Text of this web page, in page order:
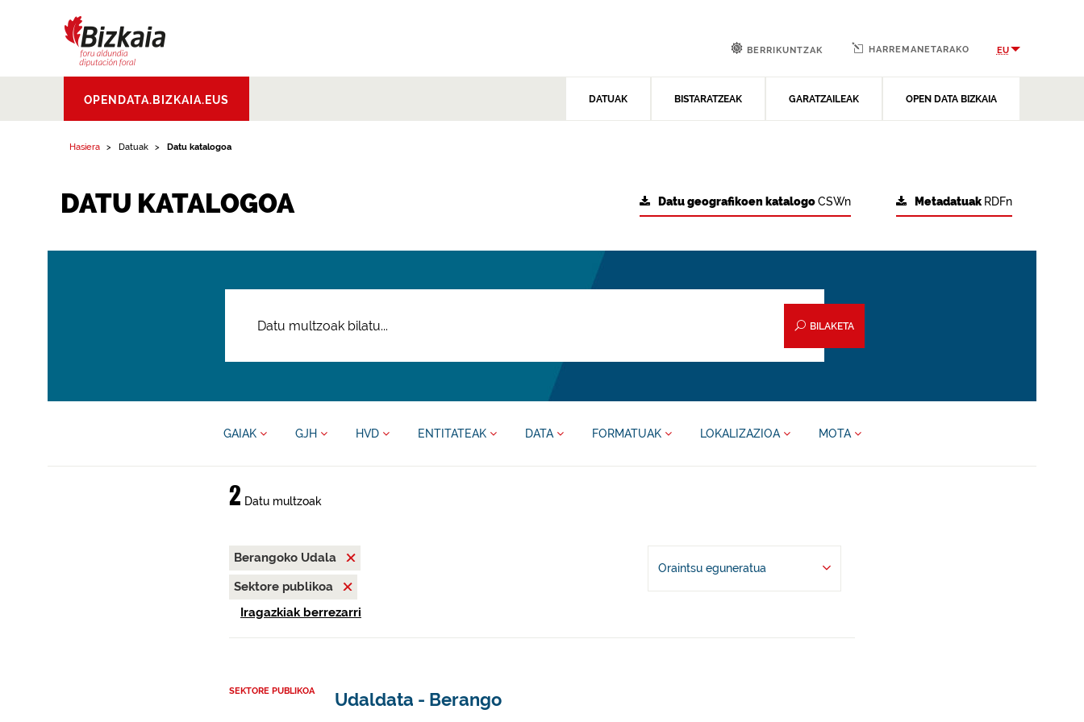
Aldundia.Diputacion
Foral de Bizkaia
OPENDATA.BIZKAIA.EUS DATUAK BISTARATZEAK GARATZAILEAK OPEN DATA BIZKAIA
BERRIKUNTZAK HARREMANETARAKO EU
Hasiera Datuak Datu katalogoa
DATU KATALOGOA Metadatuak RDFn
Datu geografikoen katalogoCSWn
BILAKETA
GAIAK GJH HVD ENTITATEAK DATA FORMATUAK LOKALIZAZIOA MOTA
2 Datu multzoak
Berangoko Udala
Sektore publikoa
Iragazkiak berrezarri
Oraintsu eguneratua
SEKTORE PUBLIKOA Udaldata - Berango